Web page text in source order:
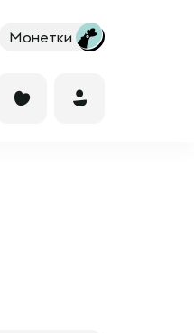
Монетки